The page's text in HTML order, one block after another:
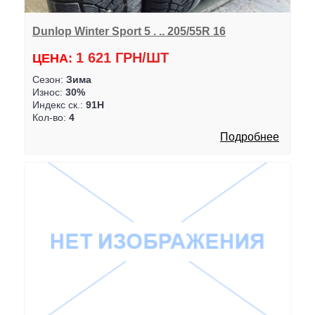
Dunlop Winter Sport 5 . .. 205/55R 16
ЦЕНА: 1 621 ГРН/ШТ
Сезон: Зима
Износ: 30%
Индекс ск.: 91H
Кол-во: 4
Подробнее